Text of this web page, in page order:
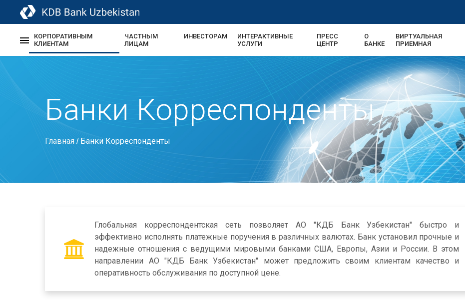
КОРПОРАТИВНЫМ
КЛИЕНТАМ
ЧАСТНЫМ
ЛИЦАМ
ИНВЕСТОРАМ
ИНТЕРАКТИВНЫЕ
УСЛУГИ
ПРЕСС
ЦЕНТР
О
БАНКЕ
ВИРТУАЛЬНАЯ
ПРИЕМНАЯ
Банки Корреспонденты
Главная / Банки Корреспонденты
Глобальная корреспондентская сеть позволяет АО "КДБ Банк Узбекистан" быстро и
эффективно исполнять платежные поручения в различных валютах. Банк установил прочные и
надежные отношения с ведущими мировыми банками США, Европы, Азии и России. В этом
направлении АО "КДБ Банк Узбекистан" может предложить своим клиентам качество и
оперативность обслуживания по доступной цене.